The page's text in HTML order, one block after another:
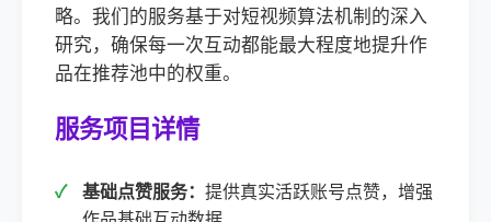
略。我们的服务基于对短视频算法机制的深入
研究，确保每一次互动都能最大程度地提升作
品在推荐池中的权重。
服务项目详情
基础点赞服务： 提供真实活跃账号点赞，增强